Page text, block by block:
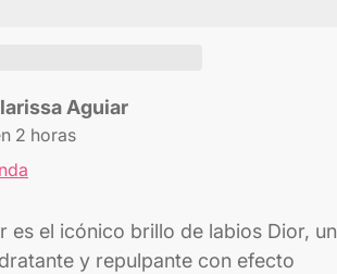
Aguiar
2 horas
es el icónico brillo de labios Dior, un
y repulpante con efecto